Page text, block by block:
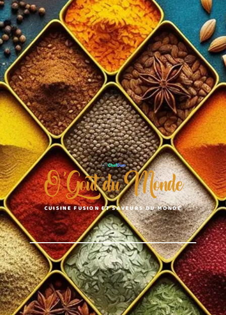
O'Goût du Monde
CUISINE FUSION ET SAVEURS DU MONDE